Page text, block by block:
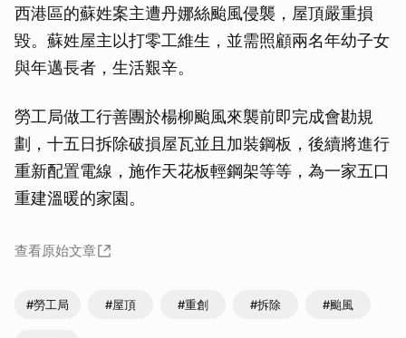
西港區的蘇姓案主遭丹娜絲颱風侵襲，屋頂嚴重損
毀。蘇姓屋主以打零工維生，並需照顧兩名年幼子女
與年邁長者，生活艱辛。
勞工局做工行善團於楊柳颱風來襲前即完成會勘規
劃，十五日拆除破損屋瓦並且加裝鋼板，後續將進行
重新配置電線，施作天花板輕鋼架等等，為一家五口
重建溫暖的家園。
查看原始文章
#勞工局 #屋頂 #重創 #拆除 #颱風